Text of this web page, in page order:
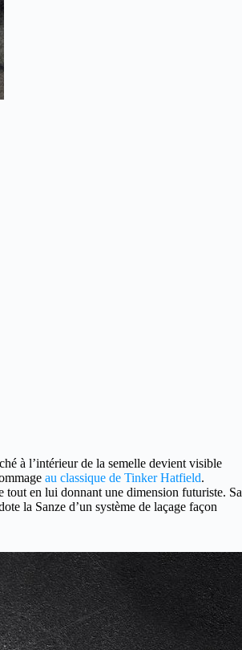
à l’intérieur de la semelle devient visible
au classique de Tinker Hatfield.
tout en lui donnant une dimension futuriste. Sa
la Sanze d’un système de laçage façon